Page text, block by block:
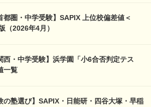
都圏・中学受験】SAPIX 上位校偏差値＜
（2026年4月）
西・中学受験】浜学園「小6合否判定テス
一覧
の塾選び】SAPIX・日能研・四谷大塚・早稲